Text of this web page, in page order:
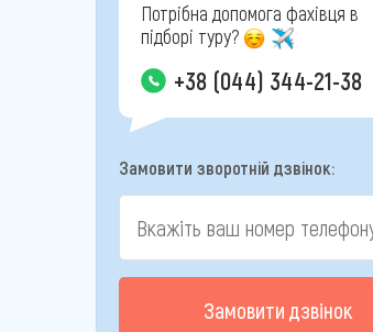
Потрібна допомога фахівця в
підборі туру?
+38 (044) 344-21-38
Замовити зворотній дзвінок:
Замовити дзвінок